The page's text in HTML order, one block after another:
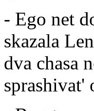
- Ego net
skazala
dva chasa
sprashivat'